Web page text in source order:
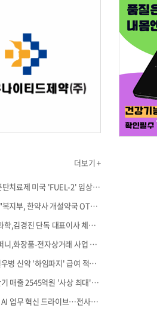
더보기 +
메지온 "폰탄치료제 미국 'FUEL-2' 임상 프로토콜 영국 승인"
한약사회 "복지부, 한약사 개설약국 OTC 공급 방해 더는 방관 말아야"
진원생명과학,김경진 단독 대표이사 체제 돌입
지놈앤컴퍼니,화장품-전자상거래 사업 진출
약평위, 혈우병 신약 '하임파지' 급여 적정성 인정…조건부 통과
휴젤, 상반기 매출 2545억원 '사상 최대'…미국 투자 속 성장세 지속
한미그룹, AI 업무 혁신 드라이브…전사적 AI 활용 문화 구축